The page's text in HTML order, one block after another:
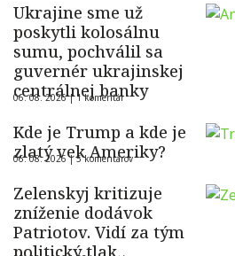
Ukrajine sme už
poskytli kolosálnu
sumu, pochválil sa
guvernér ukrajinskej
centrálnej banky
06. 08. 2026 |1 komentár
Kde je Trump a kde je
zlatý vek Ameriky?
06. 08. 2026 |5 komentárov
Zelenskyj kritizuje
zníženie dodávok
Patriotov. Vidí za tým
politický tlak